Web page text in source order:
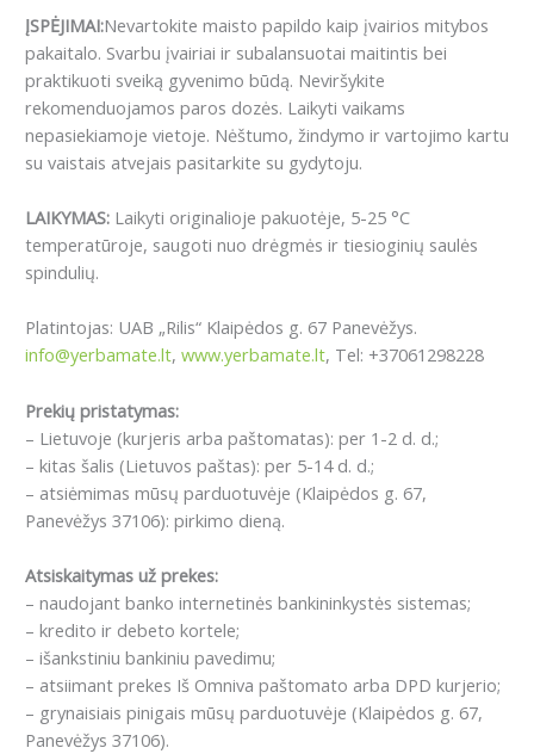
ĮSPĖJIMAI:Nevartokite maisto papildo kaip įvairios mitybos
pakaitalo. Svarbu įvairiai ir subalansuotai maitintis bei
praktikuoti sveiką gyvenimo būdą. Neviršykite
rekomenduojamos paros dozės. Laikyti vaikams
nepasiekiamoje vietoje. Nėštumo, žindymo ir vartojimo kartu
su vaistais atvejais pasitarkite su gydytoju.
LAIKYMAS: Laikyti originalioje pakuotėje, 5-25 °C
temperatūroje, saugoti nuo drėgmės ir tiesioginių saulės
spindulių.
Platintojas: UAB „Rilis“ Klaipėdos g. 67 Panevėžys.
info@yerbamate.lt, www.yerbamate.lt, Tel: +37061298228
Prekių pristatymas:
– Lietuvoje (kurjeris arba paštomatas): per 1-2 d. d.;
– kitas šalis (Lietuvos paštas): per 5-14 d. d.;
– atsiėmimas mūsų parduotuvėje (Klaipėdos g. 67,
Panevėžys 37106): pirkimo dieną.
Atsiskaitymas už prekes:
– naudojant banko internetinės bankininkystės sistemas;
– kredito ir debeto kortele;
– išankstiniu bankiniu pavedimu;
– atsiimant prekes Iš Omniva paštomato arba DPD kurjerio;
– grynaisiais pinigais mūsų parduotuvėje (Klaipėdos g. 67,
Panevėžys 37106).